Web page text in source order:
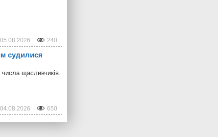
05.08.2026 240
судилися
щасливчиків.
04.08.2026 650